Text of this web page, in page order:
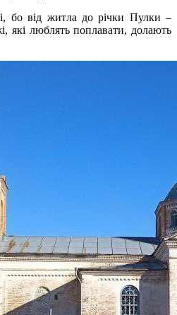
бо від житла до річки Пулки –
які люблять поплавати, долають